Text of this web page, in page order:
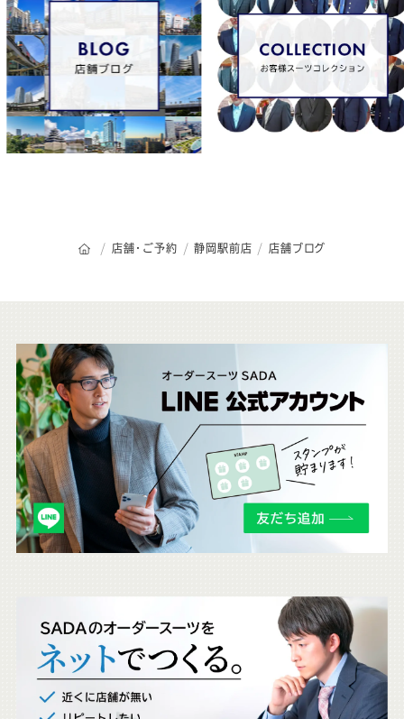
オーダースーツSADAのトップページ
店舗・ご予約 静岡駅前店 店舗ブログ
こ
ち
ら
も
チ
ェ